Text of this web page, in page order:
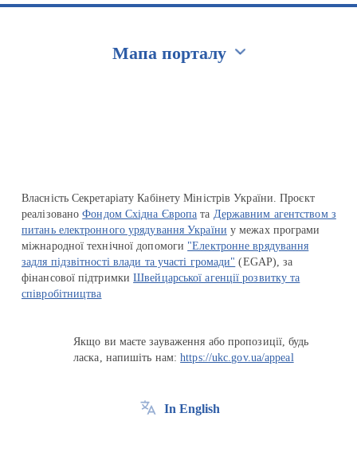
Мапа порталу
Власність Секретаріату Кабінету Міністрів України. Проєкт
реалізованоФондом Східна Європа та Державним агентством з
питань електронного урядування України у межах програми
міжнародної технічної допомоги "Електронне врядування
задля підзвітності влади та участі громади" (EGAP), за
фінансової підтримкиШвейцарської агенції розвитку та
співробітництва
Якщо ви маєте зауваження або пропозиції, будь
ласка, напишіть нам:https://ukc.gov.ua/appeal
In English